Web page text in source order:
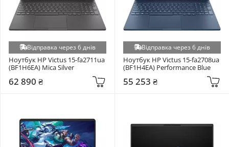
Відправка через 6 днів
Ноутбук HP Victus 15-fa2711ua
(BF1H6EA) Mica Silver
62 890 ₴
Відправка через 6 днів
Ноутбук HP Victus 15-fa2708ua
(BF1H4EA) Performance Blue
55 253 ₴